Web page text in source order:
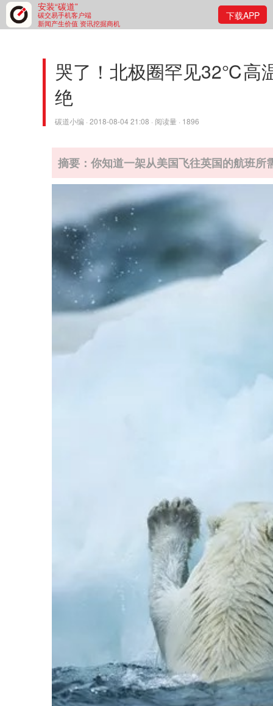
安装“碳道”
碳交易手机客户端
新闻产生价值 资讯挖掘商机
下载APP
哭了！北极圈罕见32℃高
绝
碳道小编 · 2018-08-04 21:08 · 阅读量 · 1896
摘要：你知道一架从美国飞往英国的航班